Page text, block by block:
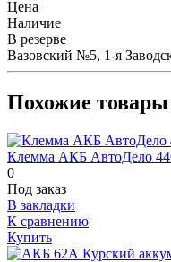
Цена
Наличие
В резерве
Вазовский №5, 1-я
Похожие товары
Клемма АКБ АвтоДело
0
Под заказ
В закладки
К сравнению
Купить